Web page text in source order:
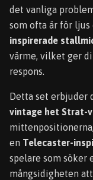
det vanliga
som ofta är för ljus
inspirerade
värme, vilket ger
respons.
Detta set erbjuder
vintage het Strat-
en Telecaster-
spelare som söker
mångsidigheten